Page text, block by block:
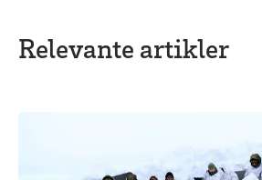
Relevante artikler